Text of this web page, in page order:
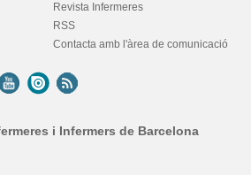
Revista Infermeres
RSS
Contacta amb l'àrea de comunicació
i Infermers de Barcelona